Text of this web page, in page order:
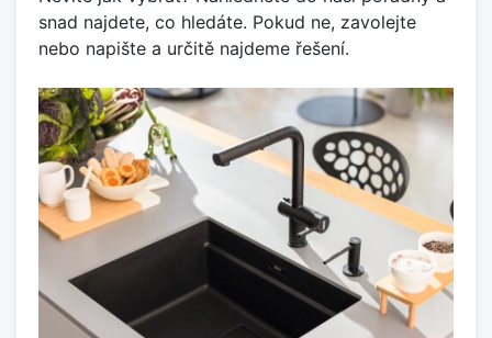
snad najdete, co hledáte. Pokud ne, zavolejte
nebo napište a určitě najdeme řešení.